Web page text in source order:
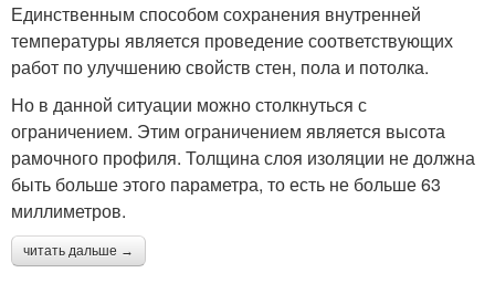
Единственным способом сохранения внутренней
температуры является проведение соответствующих
работ по улучшению свойств стен, пола и потолка.
Но в данной ситуации можно столкнуться с
ограничением. Этим ограничением является высота
рамочного профиля. Толщина слоя изоляции не должна
быть больше этого параметра, то есть не больше 63
миллиметров.
читать дальше →